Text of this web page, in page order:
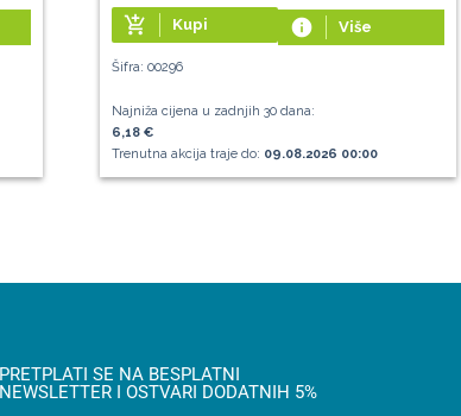
add_shopping_cart Kupi info Više
Šifra: 00296
Najniža cijena u zadnjih 30 dana:
6,18 €
Trenutna akcija traje do: 09.08.2026 00:00
PRETPLATI SE NA BESPLATNI
NEWSLETTER I OSTVARI DODATNIH 5%